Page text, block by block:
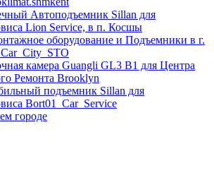
Автоподъемник Sillan для
Lion Service, в п. Косшы
оборудование и Подъемники в г.
камера Guangli GL3 B1 для Центра
Ремонта Brooklyn
подъемник Sillan для
Bort01_Car_Service
городе